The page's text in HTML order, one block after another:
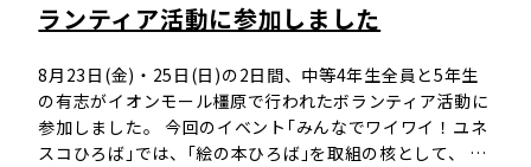
ランティア活動に参加しました
8月23日(金)・25日(日)の2日間、中等4年生全員と5年生
の有志がイオンモール橿原で行われたボランティア活動に
参加しました。 今回のイベント｢みんなでワイワイ！ユネ
スコひろば｣では、｢絵の本ひろば｣を取組の核として、 …